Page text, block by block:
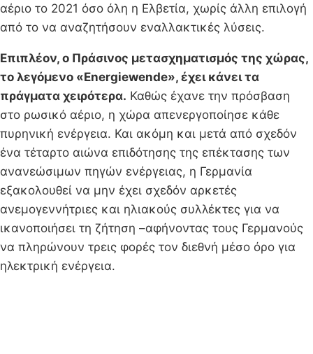
αέριο το 2021 όσο όλη η Ελβετία, χωρίς άλλη επιλογή
από το να αναζητήσουν εναλλακτικές λύσεις.
Επιπλέον, ο Πράσινος μετασχηματισμός της χώρας,
το λεγόμενο «Energiewende», έχει κάνει τα
πράγματα χειρότερα. Καθώς έχανε την πρόσβαση
στο ρωσικό αέριο, η χώρα απενεργοποίησε κάθε
πυρηνική ενέργεια. Και ακόμη και μετά από σχεδόν
ένα τέταρτο αιώνα επιδότησης της επέκτασης των
ανανεώσιμων πηγών ενέργειας, η Γερμανία
εξακολουθεί να μην έχει σχεδόν αρκετές
ανεμογεννήτριες και ηλιακούς συλλέκτες για να
ικανοποιήσει τη ζήτηση –αφήνοντας τους Γερμανούς
να πληρώνουν τρεις φορές τον διεθνή μέσο όρο για
ηλεκτρική ενέργεια.